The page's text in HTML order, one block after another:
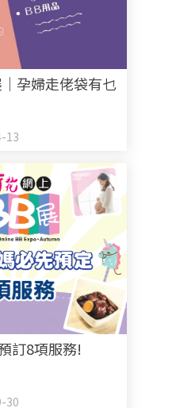
孕婦走佬袋有乜
13
訂8項服務!
30